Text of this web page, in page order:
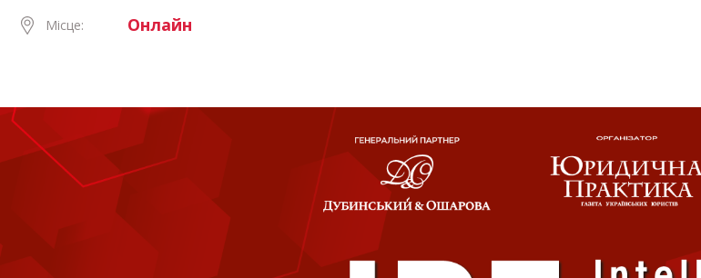
Місце: Онлайн